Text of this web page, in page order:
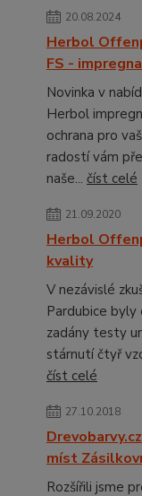
20.08.2024
Herbol
FS -
Novinka v
Herbol
ochrana pro
radostí vám
naše... číst celé
21.09.2020
Herbol
kvality
V nezávislé
Pardubice
zadány testy
stárnutí čtyř
číst celé
27.10.2018
míst
Rozšířili jsme